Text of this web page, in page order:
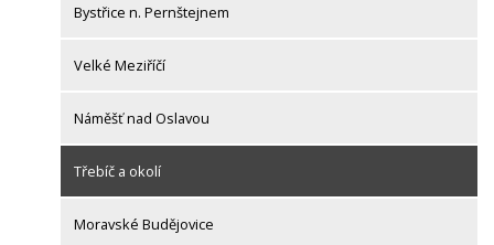
Bystřice n. Pernštejnem
Velké Meziříčí
Náměšť nad Oslavou
Třebíč a okolí
Moravské Budějovice